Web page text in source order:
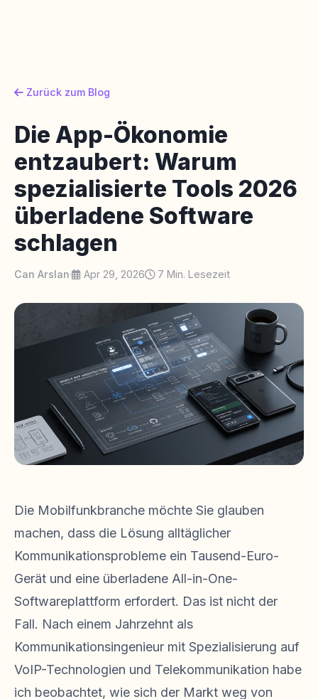
Zurück zum Blog
Die App-Ökonomie
entzaubert: Warum
spezialisierte Tools 2026
überladene Software
schlagen
Can Arslan· Apr 29, 2026 7 Min. Lesezeit
Die Mobilfunkbranche möchte Sie glauben
machen, dass die Lösung alltäglicher
Kommunikationsprobleme ein Tausend-Euro-
Gerät und eine überladene All-in-One-
Softwareplattform erfordert. Das ist nicht der
Fall. Nach einem Jahrzehnt als
Kommunikationsingenieur mit Spezialisierung auf
VoIP-Technologien und Telekommunikation habe
ich beobachtet, wie sich der Markt weg von